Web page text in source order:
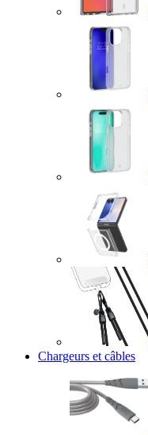
Chargeurs et câbles